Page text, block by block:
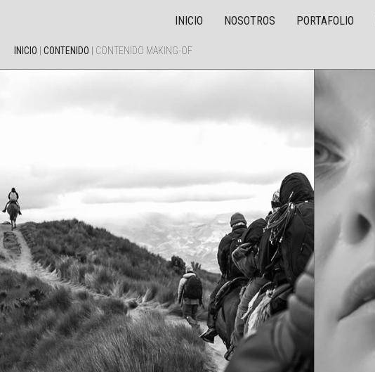
INICIO NOSOTROS PORTAFOLIO
INICIO CONTENIDO CONTENIDO MAKING-OF